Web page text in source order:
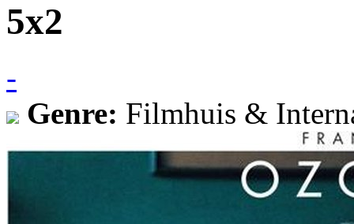
5x2
-
Genre: Filmhuis &